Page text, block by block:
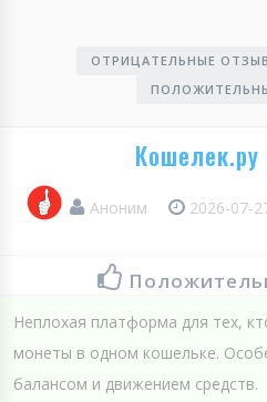
ОТРИЦАТЕЛЬНЫЕ
Аноним 2026-07-
Неплохая платформа для тех,
монеты в одном кошельке.
балансом и движением средств.